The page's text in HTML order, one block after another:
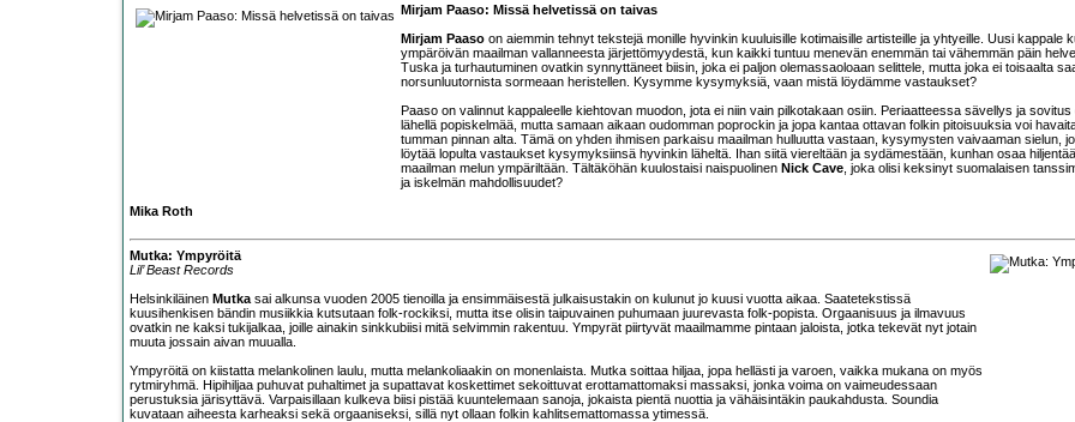
Mirjam Paaso: Missä helvetissä on taivas
Mirjam Paaso on aiemmin tehnyt tekstejä monille hyvinkin kuuluisille kotimaisille artisteille ja yhtyeille. Uusi kappale
ympäröivän maailman vallanneesta järjettömyydestä, kun kaikki tuntuu menevän enemmän tai vähemmän päin
Tuska ja turhautuminen ovatkin synnyttäneet biisin, joka ei paljon olemassaoloaan selittele, mutta joka ei toisaalta
norsunluutornista sormeaan heristellen. Kysymme kysymyksiä, vaan mistä löydämme vastaukset?
Paaso on valinnut kappaleelle kiehtovan muodon, jota ei niin vain pilkotakaan osiin. Periaatteessa sävellys ja sovitus
lähellä popiskelmää, mutta samaan aikaan oudomman poprockin ja jopa kantaa ottavan folkin pitoisuuksia voi
tumman pinnan alta. Tämä on yhden ihmisen parkaisu maailman hulluutta vastaan, kysymysten vaivaaman sielun,
löytää lopulta vastaukset kysymyksiinsä hyvinkin läheltä. Ihan siitä viereltään ja sydämestään, kunhan osaa hiljentää
maailman melun ympäriltään. Tältäköhän kuulostaisi naispuolinen Nick Cave , joka olisi keksinyt suomalaisen
ja iskelmän mahdollisuudet?
Mika Roth
Mutka: Ympyröitä
Lil’ Beast Records
Helsinkiläinen Mutka sai alkunsa vuoden 2005 tienoilla ja ensimmäisestä julkaisustakin on kulunut jo kuusi vuotta aikaa. Saatetekstissä
kuusihenkisen bändin musiikkia kutsutaan folk-rockiksi, mutta itse olisin taipuvainen puhumaan juurevasta folk-popista. Orgaanisuus ja ilmavuus
ovatkin ne kaksi tukijalkaa, joille ainakin sinkkubiisi mitä selvimmin rakentuu. Ympyrät piirtyvät maailmamme pintaan jaloista, jotka tekevät nyt jotain
muuta jossain aivan muualla.
Ympyröitä on kiistatta melankolinen laulu, mutta melankoliaakin on monenlaista. Mutka soittaa hiljaa, jopa hellästi ja varoen, vaikka mukana on myös
rytmiryhmä. Hipihiljaa puhuvat puhaltimet ja supattavat koskettimet sekoittuvat erottamattomaksi massaksi, jonka voima on vaimeudessaan
perustuksia järisyttävä. Varpaisillaan kulkeva biisi pistää kuuntelemaan sanoja, jokaista pientä nuottia ja vähäisintäkin paukahdusta. Soundia
kuvataan aiheesta karheaksi sekä orgaaniseksi, sillä nyt ollaan folkin kahlitsemattomassa ytimessä.